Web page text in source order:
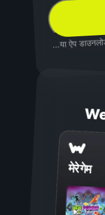
...या ऐप
मेरे गेम